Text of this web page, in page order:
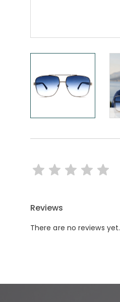
Reviews
There are no reviews yet.